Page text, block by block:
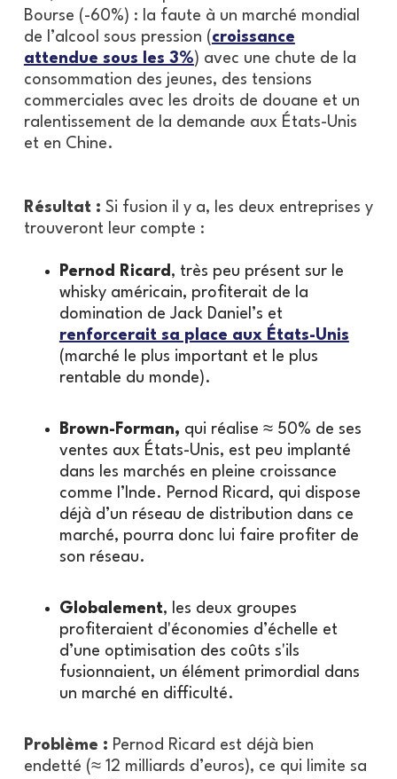
Bourse (-60%) : la faute à un marché mondial
de l’alcool sous pression (croissance
attendue sous les 3%) avec une chute de la
consommation des jeunes, des tensions
commerciales avec les droits de douane et un
ralentissement de la demande aux États-Unis
et en Chine.
Résultat : Si fusion il y a, les deux entreprises y
trouveront leur compte :
Pernod Ricard , très peu présent sur le
whisky américain, profiterait de la
domination de Jack Daniel’s et
renforcerait sa place aux États-Unis
(marché le plus important et le plus
rentable du monde).
Brown-Forman, qui réalise ≈ 50% de ses
ventes aux États-Unis, est peu implanté
dans les marchés en pleine croissance
comme l’Inde. Pernod Ricard, qui dispose
déjà d’un réseau de distribution dans ce
marché, pourra donc lui faire profiter de
son réseau.
Globalement, les deux groupes
profiteraient d'économies d’échelle et
d’une optimisation des coûts s'ils
fusionnaient, un élément primordial dans
un marché en difficulté.
Problème : Pernod Ricard est déjà bien
endetté (≈ 12 milliards d’euros), ce qui limite sa